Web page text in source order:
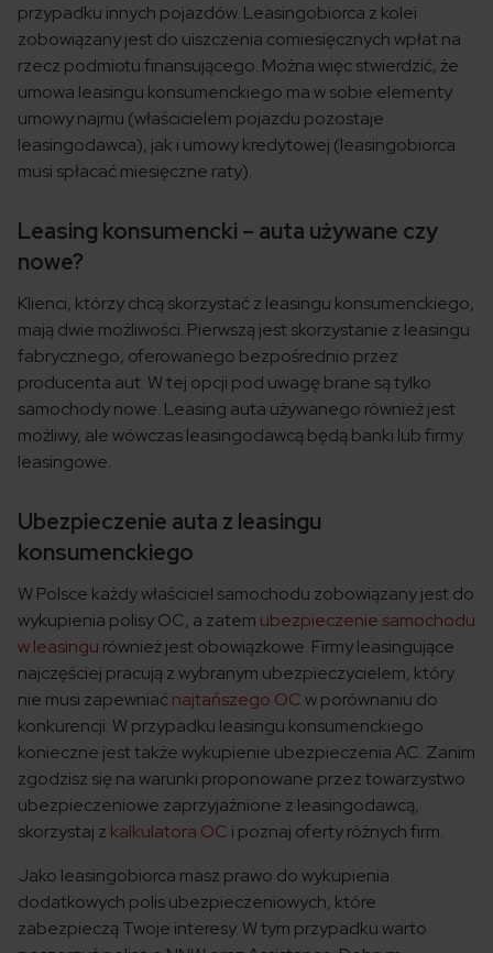
przypadku innych pojazdów. Leasingobiorca z kolei
zobowiązany jest do uiszczenia comiesięcznych wpłat na
rzecz podmiotu finansującego. Można więc stwierdzić, że
umowa leasingu konsumenckiego ma w sobie elementy
umowy najmu (właścicielem pojazdu pozostaje
leasingodawca), jak i umowy kredytowej (leasingobiorca
musi spłacać miesięczne raty).
Leasing konsumencki – auta używane czy
nowe?
Klienci, którzy chcą skorzystać z leasingu konsumenckiego,
mają dwie możliwości. Pierwszą jest skorzystanie z leasingu
fabrycznego, oferowanego bezpośrednio przez
producenta aut. W tej opcji pod uwagę brane są tylko
samochody nowe. Leasing auta używanego również jest
możliwy, ale wówczas leasingodawcą będą banki lub firmy
leasingowe.
Ubezpieczenie auta z leasingu
konsumenckiego
W Polsce każdy właściciel samochodu zobowiązany jest do
wykupienia polisy OC, a zatem ubezpieczenie samochodu
w leasingu również jest obowiązkowe. Firmy leasingujące
najczęściej pracują z wybranym ubezpieczycielem, który
nie musi zapewniaćnajtańszego OCw porównaniu do
konkurencji. W przypadku leasingu konsumenckiego
konieczne jest także wykupienie ubezpieczenia AC. Zanim
zgodzisz się na warunki proponowane przez towarzystwo
ubezpieczeniowe zaprzyjaźnione z leasingodawcą,
skorzystaj z kalkulatora OC i poznaj oferty różnych firm.
Jako leasingobiorca masz prawo do wykupienia
dodatkowych polis ubezpieczeniowych, które
zabezpieczą Twoje interesy. W tym przypadku warto